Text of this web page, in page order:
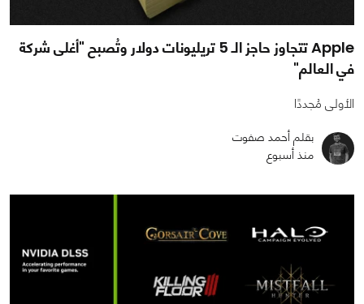
Apple تتجاوز حاجز الـ 5 تريليونات دولار وتُصبح "أغلى شركة
في العالم"
الأولى مُجددًا
بقلم أحمد صفوت
منذ أسبوع